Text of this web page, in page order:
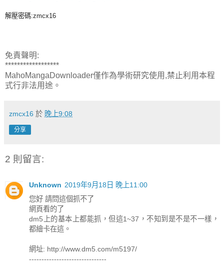
解壓密碼:zmcx16
免責聲明:
******************
MahoMangaDownloader僅作為學術研究使用,禁止利用本程
式行非法用途。
zmcx16 於 晚上9:08
分享
2 則留言:
Unknown 2019年9月18日 晚上11:00
您好 請問這個抓不了
網頁看的了
dm5上的基本上都能抓，但這1~37，不知到是不是不一樣，
都繪卡在這。
網址: http://www.dm5.com/m5197/
-------------------------------